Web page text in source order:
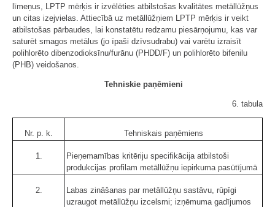
līmeņus, LPTP mērķis ir izvēlēties atbilstošas kvalitātes metāllūžņus
un citas izejvielas. Attiecībā uz metāllūžņiem LPTP mērķis ir veikt
atbilstošas pārbaudes, lai konstatētu redzamu piesārņojumu, kas var
saturēt smagos metālus (jo īpaši dzīvsudrabu) vai varētu izraisīt
polihlorēto dibenzodioksīnu/furānu (PHDD/F) un polihlorēto bifenilu
(PHB) veidošanos.
Tehniskie paņēmieni
6. tabula
Nr. p. k. Tehniskais paņēmiens
1.
Pieņemamības kritēriju specifikācija atbilstoši
produkcijas profilam metāllūžņu iepirkuma pasūtījumā
2.
Labas zināšanas par metāllūžņu sastāvu, rūpīgi
uzraugot metāllūžņu izcelsmi; izņēmuma gadījumos